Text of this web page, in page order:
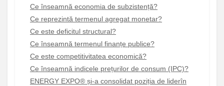
Ce înseamnă economia de subzistență?
Ce reprezintă termenul agregat monetar?
Ce este deficitul structural?
Ce înseamnă termenul finanțe publice?
Ce este competitivitatea economică?
Ce înseamnă indicele prețurilor de consum (IPC)?
ENERGY EXPO® și-a consolidat poziția de liderîn